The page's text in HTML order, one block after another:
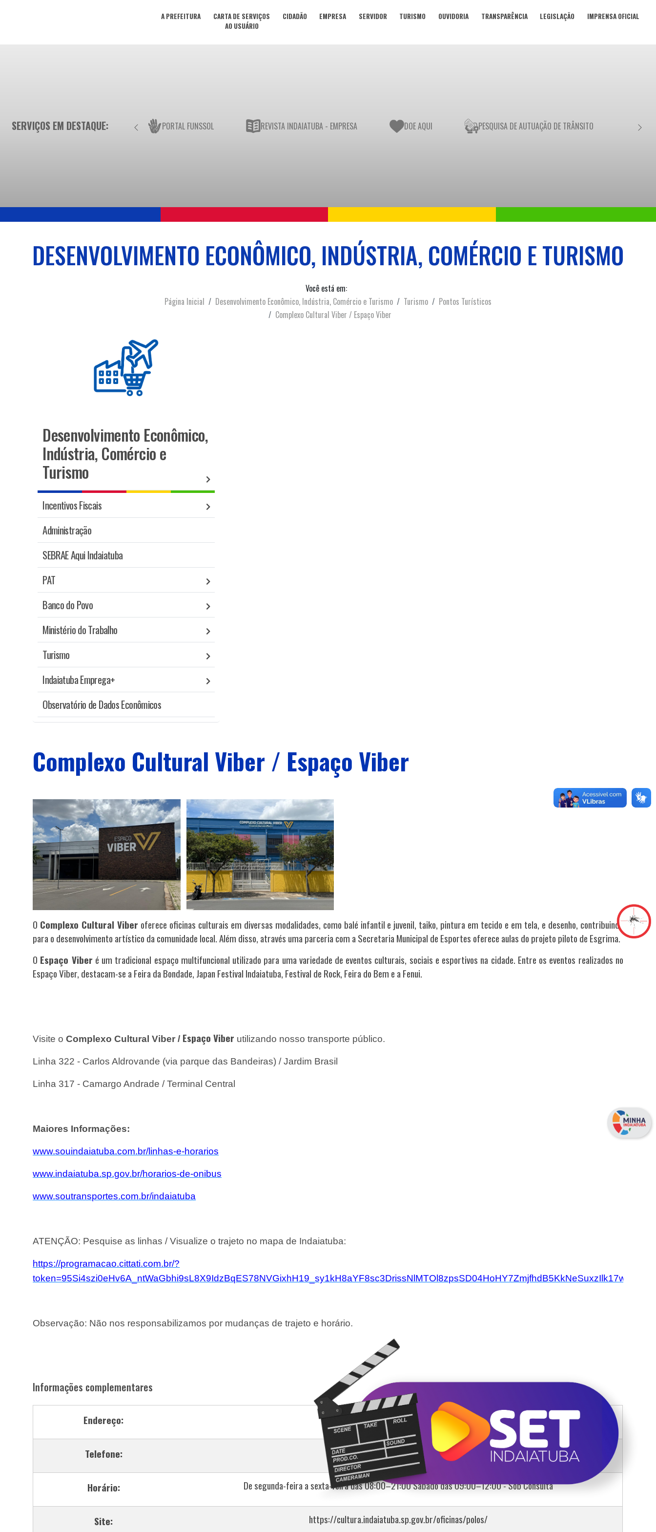
A PREFEITURA
CARTA DE SERVIÇOS
AO USUÁRIO
CIDADÃO EMPRESA SERVIDOR TURISMO OUVIDORIA TRANSPARÊNCIA LEGISLAÇÃO IMPRENSA OFICIAL
SERVIÇOS EM DESTAQUE: PORTAL FUNSSOL REVISTA INDAIATUBA - EMPRESA DOE AQUI PESQUISA DE AUTUAÇÃO DE TRÂNSITO
DESENVOLVIMENTO ECONÔMICO, INDÚSTRIA, COMÉRCIO E TURISMO
Você está em:
Página Inicial
Desenvolvimento Econômico, Indústria, Comércio e Turismo Turismo
Pontos Turísticos
Complexo Cultural Viber / Espaço Viber
Desenvolvimento Econômico,
Indústria, Comércio e
Turismo
Incentivos Fiscais
Administração
SEBRAE Aqui Indaiatuba
PAT
Banco do Povo
Ministério do Trabalho
Turismo
Indaiatuba Emprega+
Observatório de Dados Econômicos
Complexo Cultural Viber / Espaço Viber
O Complexo Cultural Viber oferece oficinas culturais em diversas modalidades, como balé infantil e juvenil, taiko, pintura em tecido e em tela, e desenho, contribuindo
para o desenvolvimento artístico da comunidade local. Além disso, através uma parceria com a Secretaria Municipal de Esportes oferece aulas do projeto piloto de Esgrima.
O Espaço Viber é um tradicional espaço multifuncional utilizado para uma variedade de eventos culturais, sociais e esportivos na cidade. Entre os eventos realizados no
Espaço Viber, destacam-se a Feira da Bondade, Japan Festival Indaiatuba, Festival de Rock, Feira do Bem e a Fenui.
Visite oComplexo Cultural Viber / Espaço Viber utilizando nosso transporte público.
Linha 322 - Carlos Aldrovande (via parque das Bandeiras) / Jardim Brasil
Linha 317 - Camargo Andrade / Terminal Central
Maiores Informações:
www.souindaiatuba.com.br/linhas-e-horarios
www.indaiatuba.sp.gov.br/horarios-de-onibus
www.soutransportes.com.br/indaiatuba
ATENÇÃO: Pesquise as linhas / Visualize o trajeto no mapa de Indaiatuba:
https://programacao.cittati.com.br/?
Observação: Não nos responsabilizamos por mudanças de trajeto e horário.
Informações complementares
Endereço: Rua Paraná - Cidade Nova II
Telefone: (19) 3801-1340 - (19) 99915-7434
Horário: De segunda-feira a sexta-feira das 08:00–21:00 Sábado das 09:00–12:00 - Sob Consulta
Site: https://cultura.indaiatuba.sp.gov.br/oficinas/polos/